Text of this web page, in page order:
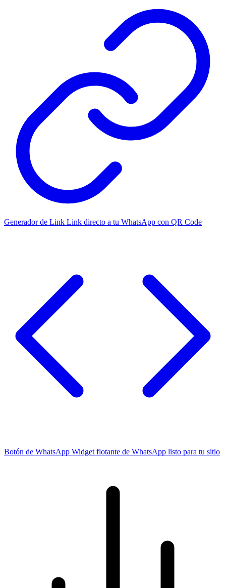
Generador de Link Link directo a tu WhatsApp con QR Code
Botón de WhatsApp Widget flotante de WhatsApp listo para tu sitio